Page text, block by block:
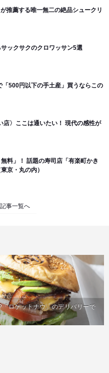
推薦する唯一無二の絶品シュークリ
ックサクのクロワッサン5選
「500円以下の手土産」買うならこの
店〉ここは通いたい！ 現代の感性が
料」！ 話題の寿司店「有楽町かき
京・丸の内）
事一覧へ
ロケットナウ」のデリバリーで